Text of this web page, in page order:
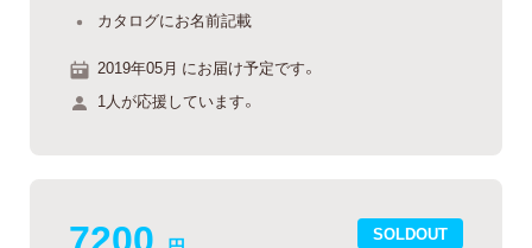
カタログにお名前記載
2019年05月 にお届け予定です。
1人が応援しています。
SOLDOUT
7200